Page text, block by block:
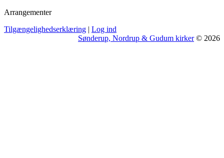
Arrangementer
Tilgængelighedserklæring | Log ind
Sønderup, Nordrup & Gudum kirker© 2026